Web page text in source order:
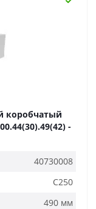
коробчатый
-
40730008
C250
490 мм